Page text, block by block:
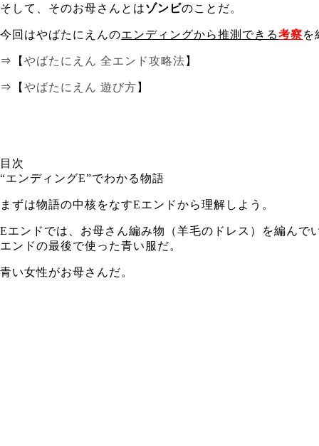
そして、そのお母さんとはゾンビのことだ。
今回はやばたにえんのエンディングから推測できる考察を
⇒【 やばたにえん 全エンド攻略法 】
⇒【 やばたにえん 遊び方 】
目次
“エンディングE”でわかる物語
まずは物語の中核をなすEエンドから理解しよう。
Eエンドでは、お母さん編み物（羊毛のドレス）を編んで
エンドの最後で使った青い服だ。
青い女性がお母さんだ。